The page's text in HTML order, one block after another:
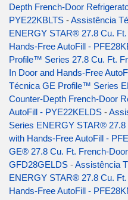
Depth French-Door
PYE22KBLTS -Assistência
ENERGY STAR® 27.8 Cu.
Hands-Free AutoFill -
Profile™ Series 27.8 Cu. Ft.
In Door and Hands-Free
Técnica GE Profile™ Series
Counter-Depth French-Door
AutoFill - PYE22KELDS -
Series ENERGY STAR®
with Hands-Free AutoFill -
GE® 27.8 Cu. Ft. French-
GFD28GELDS -Assistência
ENERGY STAR® 27.8 Cu.
Hands-Free AutoFill -